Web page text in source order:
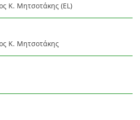
K. Μητσοτάκης (EL)
K. Μητσοτάκης